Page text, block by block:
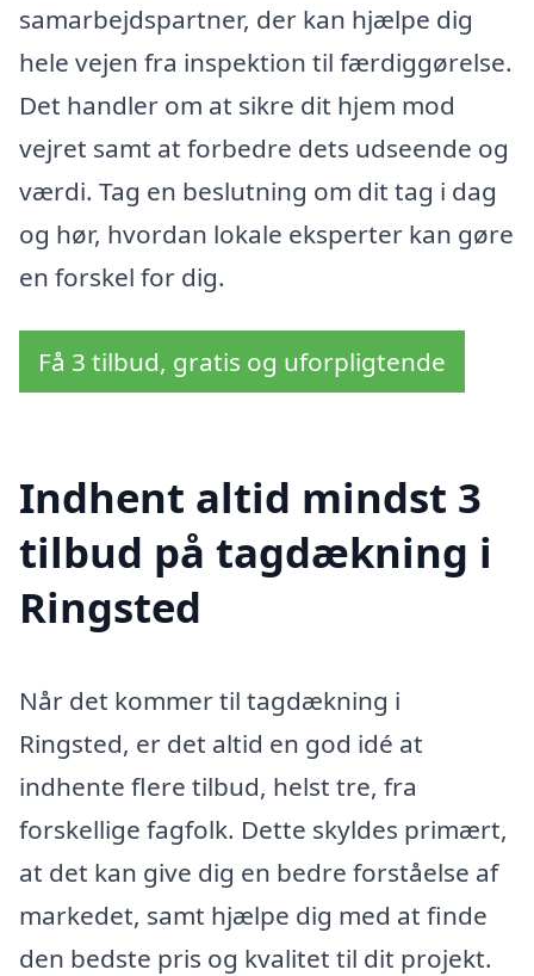
samarbejdspartner, der kan hjælpe dig
hele vejen fra inspektion til færdiggørelse.
Det handler om at sikre dit hjem mod
vejret samt at forbedre dets udseende og
værdi. Tag en beslutning om dit tag i dag
og hør, hvordan lokale eksperter kan gøre
en forskel for dig.
Få 3 tilbud, gratis og uforpligtende
Indhent altid mindst 3
tilbud på tagdækning i
Ringsted
Når det kommer til tagdækning i
Ringsted, er det altid en god idé at
indhente flere tilbud, helst tre, fra
forskellige fagfolk. Dette skyldes primært,
at det kan give dig en bedre forståelse af
markedet, samt hjælpe dig med at finde
den bedste pris og kvalitet til dit projekt.